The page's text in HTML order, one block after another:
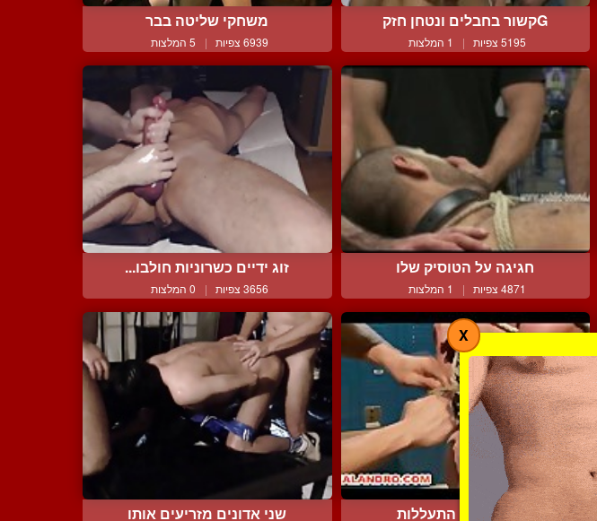
Gקשור בחבלים ונטחן חזק
5195 צפיות | 1 המלצות
משחקי שליטה בבר
6939 צפיות | 5 המלצות
חגיגה על הטוסיק שלו
4871 צפיות | 1 המלצות
זוג ידיים כשרוניות חולבו...
3656 צפיות | 0 המלצות
נקשר ועובר התעללות שני אדונים מזריעים אותו
X